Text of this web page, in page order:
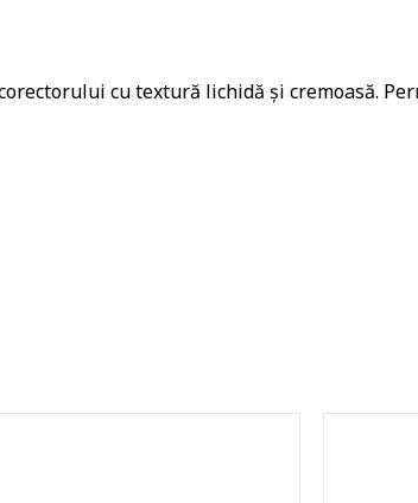
cu textură lichidă și cremoasă.